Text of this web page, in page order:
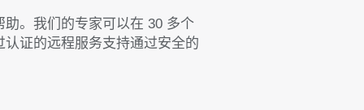
。我们的专家可以在 30 多个
证的远程服务支持通过安全的